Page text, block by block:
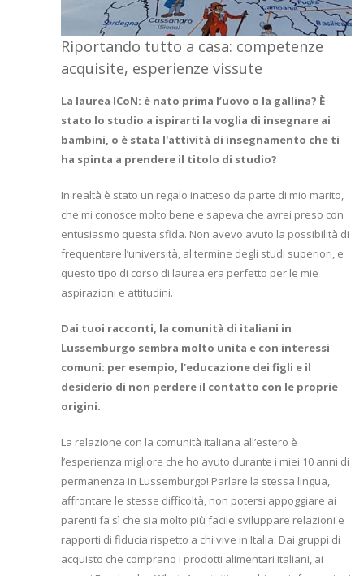
Riportando tutto a casa: competenze
acquisite, esperienze vissute
La laurea ICoN: è nato prima l’uovo o la gallina? È
stato lo studio a ispirarti la voglia di insegnare ai
bambini, o è stata l'attività di insegnamento che ti
ha spinta a prendere il titolo di studio?
In realtà è stato un regalo inatteso da parte di mio marito,
che mi conosce molto bene e sapeva che avrei preso con
entusiasmo questa sfida. Non avevo avuto la possibilità di
frequentare l’università, al termine degli studi superiori, e
questo tipo di corso di laurea era perfetto per le mie
aspirazioni e attitudini.
Dai tuoi racconti, la comunità di italiani in
Lussemburgo sembra molto unita e con interessi
comuni: per esempio, l’educazione dei figli e il
desiderio di non perdere il contatto con le proprie
origini.
La relazione con la comunità italiana all’estero è
l’esperienza migliore che ho avuto durante i miei 10 anni di
permanenza in Lussemburgo! Parlare la stessa lingua,
affrontare le stesse difficoltà, non potersi appoggiare ai
parenti fa sì che sia molto più facile sviluppare relazioni e
rapporti di fiducia rispetto a chi vive in Italia. Dai gruppi di
acquisto che comprano i prodotti alimentari italiani, ai